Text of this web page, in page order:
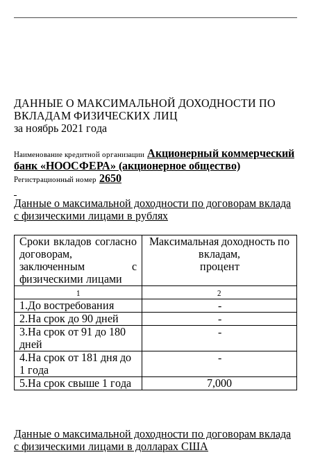
ДАННЫЕ О МАКСИМАЛЬНОЙ ДОХОДНОСТИ ПО
ВКЛАДАМ ФИЗИЧЕСКИХ ЛИЦ
за ноябрь 2021 года
Наименование кредитной организации Акционерный коммерческий
банк «НООСФЕРА» (акционерное общество)
Регистрационный номер 2650
Данные о максимальной доходности по договорам вклада
с физическими лицами в рублях
Сроки вкладов согласно
договорам,
заключенным с
физическими лицами
Максимальная доходность по
вкладам,
процент
1 2
1.До востребования
-
2.На срок до 90 дней
-
3.На срок от 91 до 180
дней
-
4.На срок от 181 дня до
1 года
-
5.На срок свыше 1 года 7,000
Данные о максимальной доходности по договорам вклада
с физическими лицами в долларах США